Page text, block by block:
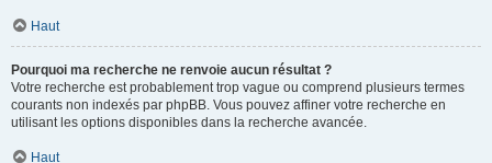
Haut
Pourquoi ma recherche ne renvoie aucun résultat ?
Votre recherche est probablement trop vague ou comprend plusieurs termes
courants non indexés par phpBB. Vous pouvez affiner votre recherche en
utilisant les options disponibles dans la recherche avancée.
Haut